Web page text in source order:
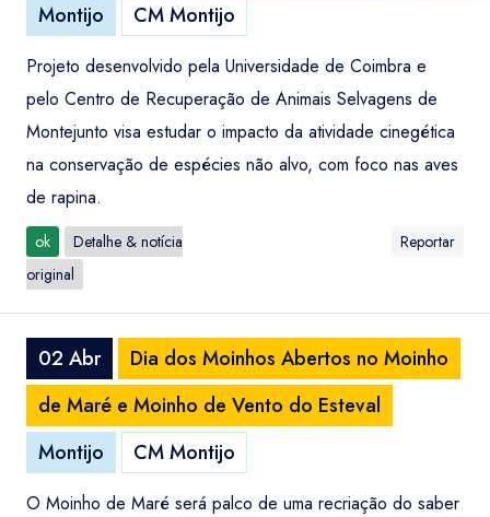
Montijo
CM Montijo
Projeto desenvolvido pela Universidade de Coimbra e
pelo Centro de Recuperação de Animais Selvagens de
Montejunto visa estudar o impacto da atividade cinegética
na conservação de espécies não alvo, com foco nas aves
de rapina.
ok
Detalhe & notícia
original
Reportar
02 Abr
Dia dos Moinhos Abertos no Moinho
de Maré e Moinho de Vento do Esteval
Montijo
CM Montijo
O Moinho de Maré será palco de uma recriação do saber